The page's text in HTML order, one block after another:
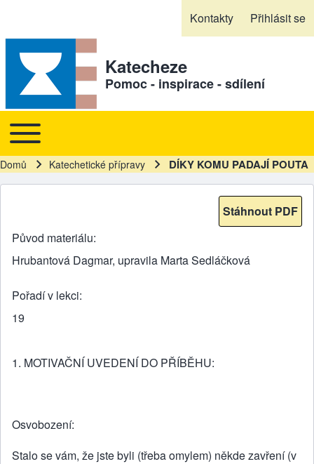
Kontakty Přihlásit se
Katecheze
Pomoc - inspirace - sdílení
Hlavní navigace
Toggle main menu
Drobečková navigace
Domů Katechetické přípravy DÍKY KOMU PADAJÍ POUTA
Stáhnout PDF
Původ materiálu
Hrubantová Dagmar, upravila Marta Sedláčková
Pořadí v lekci
19
1. MOTIVAČNÍ UVEDENÍ DO PŘÍBĚHU:
Osvobození:
Stalo se vám, že jste byli (třeba omylem) někde zavření (v